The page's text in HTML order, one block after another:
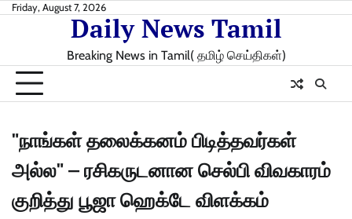
SkipFriday, August 7, 2026
Daily News Tamil
Breaking News in Tamil( தமிழ் செய்திகள்)
"நாங்கள் தலைக்கனம் பிடித்தவர்கள்
அல்ல" – ரசிகருடனான செல்பி விவகாரம்
குறித்து பூஜா ஹெக்டே விளக்கம்